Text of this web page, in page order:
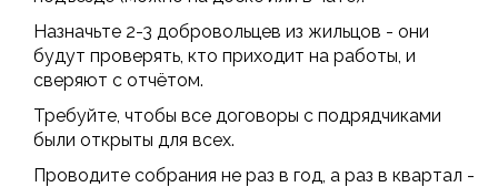
Назначьте 2-3 добровольцев из жильцов - они
будут проверять, кто приходит на работы, и
сверяют с отчётом.
Требуйте, чтобы все договоры с подрядчиками
были открыты для всех.
Проводите собрания не раз в год, а раз в квартал -